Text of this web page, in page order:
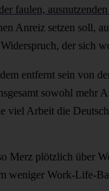
faulen,
Anreiz setzen soll,
der sich
entfernt sein von
sowohl mehr
viel Arbeit die
Merz plötzlich über
weniger Work-Life-